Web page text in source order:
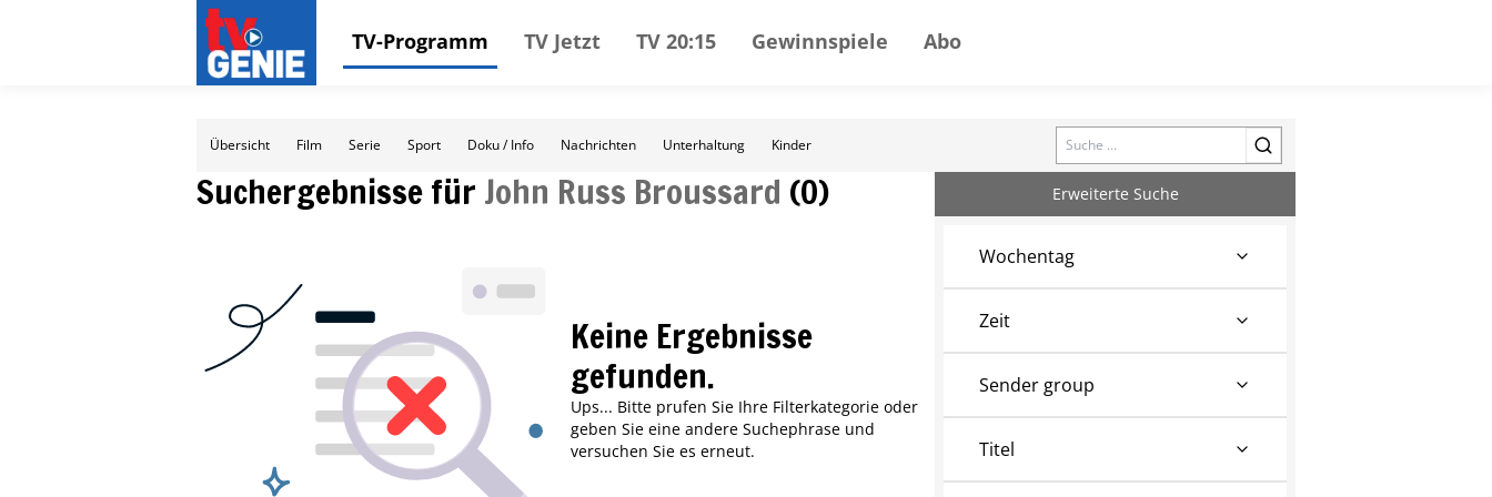
TV-Programm TV Jetzt TV 20:15 Gewinnspiele Abo
Übersicht Film Serie Sport Doku / Info Nachrichten Unterhaltung Kinder Search
Suchergebnisse für John Russ Broussard (0)
Keine Ergebnisse
gefunden.
Ups... Bitte prufen Sie Ihre Filterkategorie oder
geben Sie eine andere Suchephrase und
versuchen Sie es erneut.
Erweiterte Suche
Wochentag
Zeit
Sender group
Titel